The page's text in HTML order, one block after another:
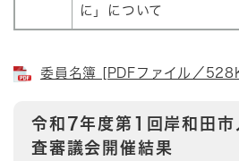
に」について
委員名簿 [PDFファイル／
令和7年度第1回岸和田市
査審議会開催結果